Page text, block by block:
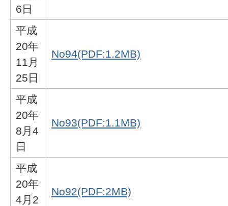
6日
平成
20年
11月
25日
No94(PDF:1.2MB)
平成
20年
8月4
日
No93(PDF:1.1MB)
平成
20年
4月2
No92(PDF:2MB)